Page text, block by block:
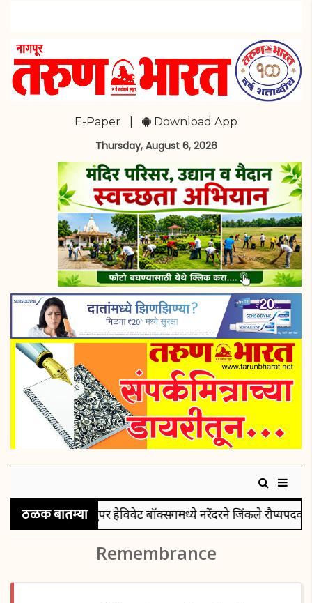
E-Paper Download App
Thursday, August 6, 2026
ठळक बातम्यासुपर हेविवेट बॉक्सिंगमध्ये नरेंदरने जिंकले रौप्यपदक
Remembrance